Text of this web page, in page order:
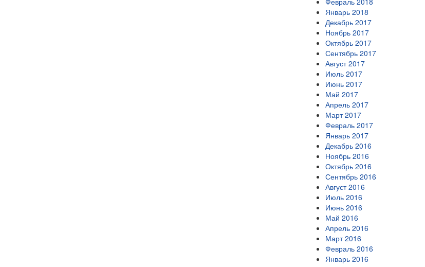
Январь 2018
Декабрь 2017
Ноябрь 2017
Октябрь 2017
Сентябрь 2017
Август 2017
Июль 2017
Июнь 2017
Май 2017
Апрель 2017
Март 2017
Февраль 2017
Январь 2017
Декабрь 2016
Ноябрь 2016
Октябрь 2016
Сентябрь 2016
Август 2016
Июль 2016
Июнь 2016
Май 2016
Апрель 2016
Март 2016
Февраль 2016
Январь 2016